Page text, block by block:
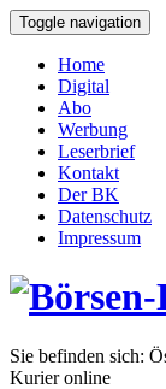
Toggle navigation
Home
Digital
Abo
Werbung
Leserbrief
Kontakt
Der BK
Datenschutz
Impressum
Sie befinden sich:
Kurier online